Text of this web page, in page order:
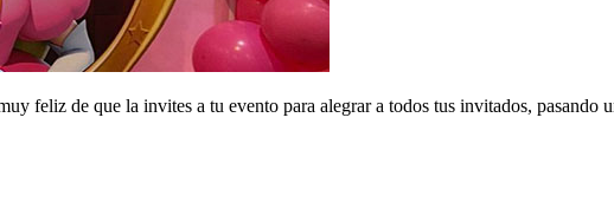
feliz de que la invites a tu evento para alegrar a todos tus invitados, pasando